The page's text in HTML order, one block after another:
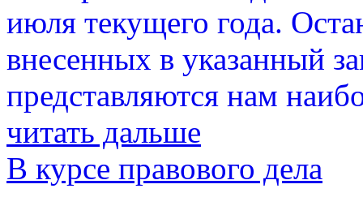
июля текущего года.
внесенных в указанный
представляются нам
читать дальше
В курсе правового дела